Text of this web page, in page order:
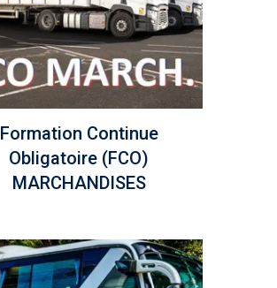
Formation Continue
Obligatoire (FCO)
MARCHANDISES